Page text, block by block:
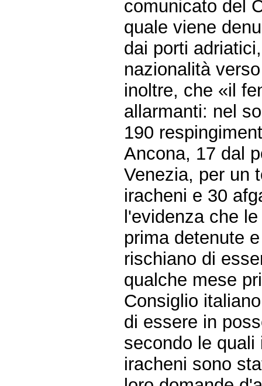
comunicato del
quale viene
dai porti
nazionalità
inoltre, che «il
allarmanti: nel
190
Ancona, 17 dal
Venezia, per un
iracheni e 30
l'evidenza che
prima detenute
rischiano di
qualche mese
Consiglio
di essere in
secondo le
iracheni sono